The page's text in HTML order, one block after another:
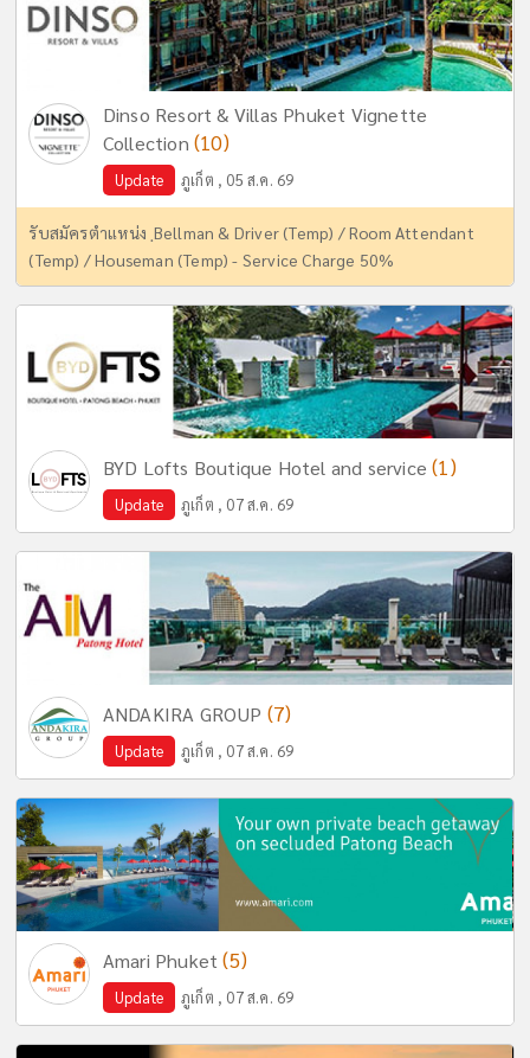
Dinso Resort & Villas Phuket Vignette
Collection (10)
Update ภูเก็ต , 05 ส.ค. 69
รับสมัครตำแหน่ง ฺBellman & Driver (Temp) / Room Attendant
(Temp) / Houseman (Temp) - Service Charge 50%
BYD Lofts Boutique Hotel and service(1)
Update ภูเก็ต , 07 ส.ค. 69
ANDAKIRA GROUP (7)
Update ภูเก็ต , 07 ส.ค. 69
Amari Phuket(5)
Update ภูเก็ต , 07 ส.ค. 69